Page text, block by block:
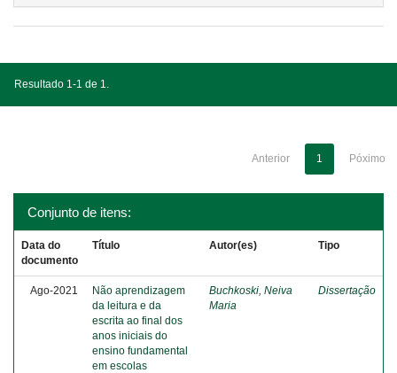
Resultado 1-1 de 1.
Anterior 1 Póximo
Conjunto de itens:
Data do
documento
Título Autor(es) Tipo
Ago-2021
Não aprendizagem
da leitura e da
escrita ao final dos
anos iniciais do
ensino fundamental
em escolas
Buchkoski, Neiva
Maria
Dissertação